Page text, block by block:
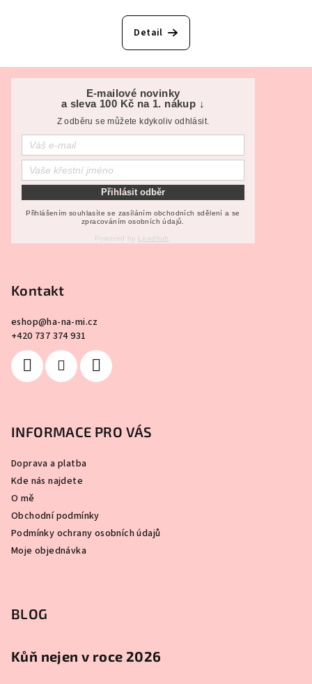
Detail
E-mailové novinky
a sleva 100 Kč na 1. nákup ↓
Z odběru se můžete kdykoliv odhlásit.
Přihlásit odběr
Přihlášením souhlasíte se zasíláním obchodních sdělení a se
zpracováním osobních údajů.
Powered by Leadhub .
Kontakt
eshop@ha-na-mi.cz
+420 737 374 931
INFORMACE PRO VÁS
Doprava a platba
Kde nás najdete
O mě
Obchodní podmínky
Podmínky ochrany osobních údajů
Moje objednávka
BLOG
Kůň nejen v roce 2026